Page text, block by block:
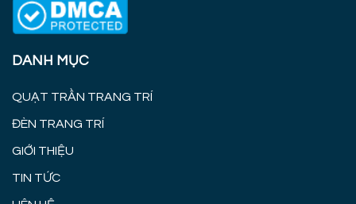
DANH MỤC
QUẠT TRẦN TRANG TRÍ
ĐÈN TRANG TRÍ
GIỚI THIỆU
TIN TỨC